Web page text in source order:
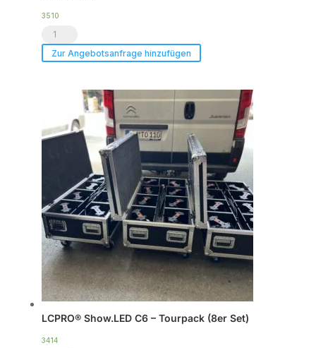
3510
Voice
Acoustic
DSP
im
Case
|
TOP
Menge
Zur Angebotsanfrage hinzufügen
LCPRO® Show.LED C6 – Tourpack (8er Set)
3414